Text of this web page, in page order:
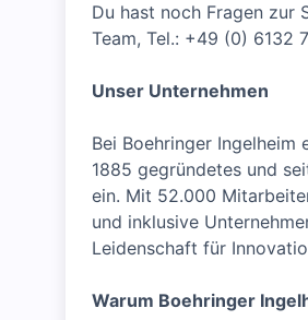
Du hast noch Fragen zur
Team, Tel.: +49 (0) 6132
Unser Unternehmen
Bei Boehringer
1885 gegründetes und
ein. Mit 52.000
und inklusive
Leidenschaft für
Warum Boehringer